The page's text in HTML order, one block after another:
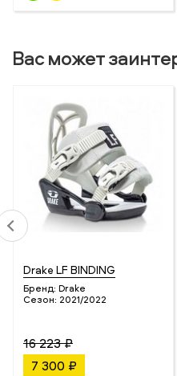
Вас может
Drake LF BINDING
Бренд: Drake
Сезон: 2021/2022
16 223 ₽
7 300 ₽